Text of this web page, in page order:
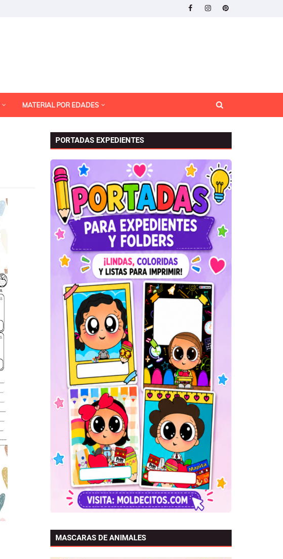
MATERIAL POR EDADES
PORTADAS EXPEDIENTES
MASCARAS DE ANIMALES